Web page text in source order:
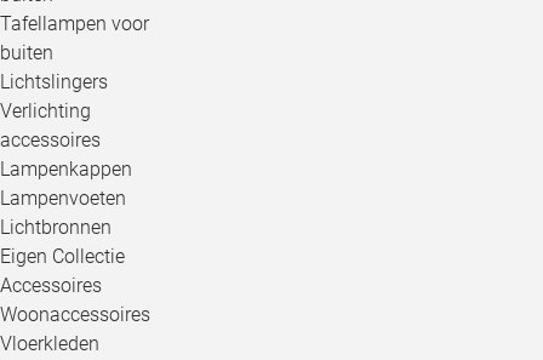
Tafellampen voor
buiten
Lichtslingers
Verlichting
accessoires
Lampenkappen
Lampenvoeten
Lichtbronnen
Eigen Collectie
Accessoires
Woonaccessoires
Vloerkleden